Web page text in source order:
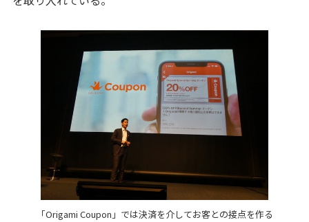
「Origami Coupon」では決済を介してお客との接点を作る